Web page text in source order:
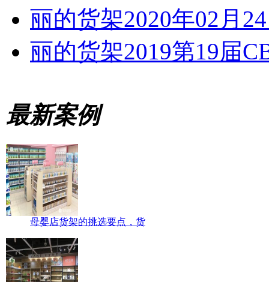
丽的货架2020年02月
丽的货架2019第19届
最新案例
母婴店货架的挑选要点，货